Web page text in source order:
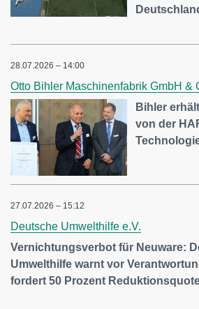
28.07.2026 – 14:00
Otto Bihler Maschinenfabrik GmbH &
Bihler
von der
27.07.2026 – 15:12
Deutsche Umwelthilfe e.V.
Vernichtungsverbot für Neuware:
Umwelthilfe warnt vor
fordert 50 Prozent